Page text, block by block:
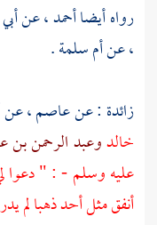
رواه أيضاأحمد، عن
، عنأم سلمة.
زائدة : عنعاصم، عن
خالدوعبد الرحمن
عليه وسلم - : " دعوا
أنفق مثلأحدذهبا لم